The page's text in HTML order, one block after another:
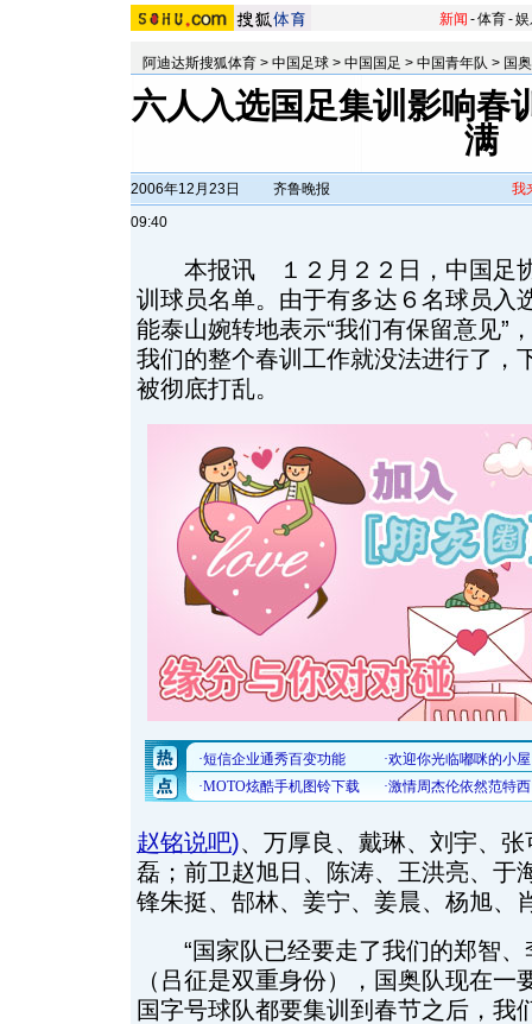
新闻 -体育-
阿迪达斯搜狐体育 > 中国足球 > 中国国足 > 中国青年队 > 国
六人入选国足集训影响春
满
2006年12月23日
09:40
齐鲁晚报 我
本报讯 １２月２２日，中国足协
训球员名单。由于有多达６名球员入
能泰山婉转地表示“我们有保留意见”
我们的整个春训工作就没法进行了，
被彻底打乱。
赵铭说吧)、万厚良、戴琳、刘宇、
磊；前卫赵旭日、陈涛、王洪亮、于
锋朱挺、郜林、姜宁、姜晨、杨旭、
“国家队已经要走了我们的郑智、
（吕征是双重身份），国奥队现在
国字号球队都要集训到春节之后，我